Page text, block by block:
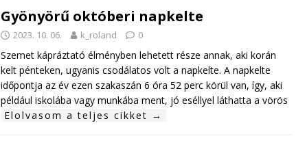
Gyönyörű októberi napkelte
2023. 10. 06. k_roland 0
Szemet kápráztató élményben lehetett része annak, aki korán
kelt pénteken, ugyanis csodálatos volt a napkelte. A napkelte
időpontja az év ezen szakaszán 6 óra 52 perc körül van, így, aki
például iskolába vagy munkába ment, jó eséllyel láthatta a vörös
Elolvasom a teljes cikket →